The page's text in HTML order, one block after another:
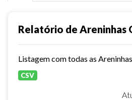
Relatório de Areninhas
CSV